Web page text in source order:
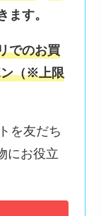
ます。
でのお買
ン（※上限
を友だち
にお役立